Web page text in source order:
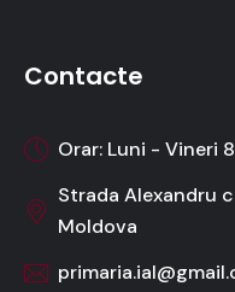
Contacte
Orar: Luni - Vineri
Strada Alexandru
Moldova